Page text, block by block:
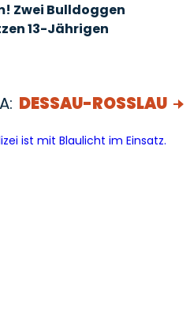
Zwei Bulldoggen
13-Jährigen
DESSAU-ROSSLAU